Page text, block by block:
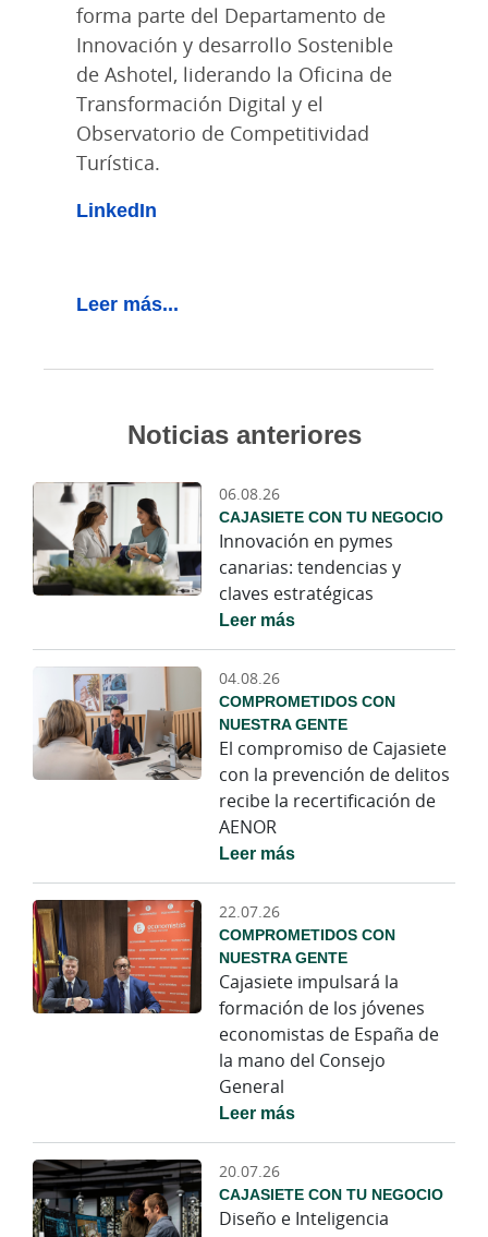
forma parte del Departamento de
Innovación y desarrollo Sostenible
de Ashotel, liderando la Oficina de
Transformación Digital y el
Observatorio de Competitividad
Turística.
LinkedIn
Leer más...
Noticias anteriores
06.08.26
CAJASIETE CON TU NEGOCIO
Innovación en pymes
canarias: tendencias y
claves estratégicas
Leer más
04.08.26
COMPROMETIDOS CON
NUESTRA GENTE
El compromiso de Cajasiete
con la prevención de delitos
recibe la recertificación de
AENOR
Leer más
22.07.26
COMPROMETIDOS CON
NUESTRA GENTE
Cajasiete impulsará la
formación de los jóvenes
economistas de España de
la mano del Consejo
General
Leer más
20.07.26
CAJASIETE CON TU NEGOCIO
Diseño e Inteligencia